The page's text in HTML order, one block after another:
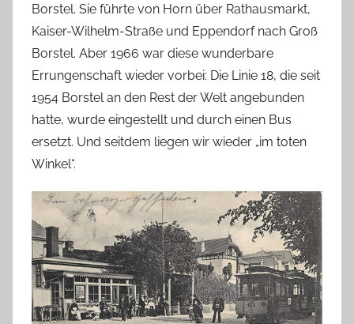
Borstel. Sie führte von Horn über Rathausmarkt,
Kaiser-Wilhelm-Straße und Eppendorf nach Groß
Borstel. Aber 1966 war diese wunderbare
Errungenschaft wieder vorbei: Die Linie 18, die seit
1954 Borstel an den Rest der Welt angebunden
hatte, wurde eingestellt und durch einen Bus
ersetzt. Und seitdem liegen wir wieder „im toten
Winkel“.